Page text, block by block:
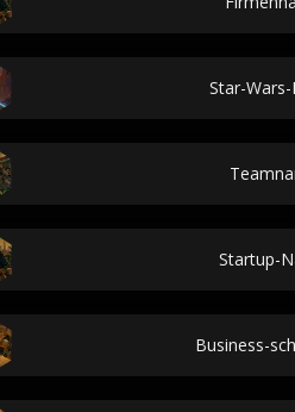
Star-
Startup-
Business-